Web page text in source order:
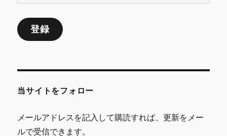
ー
ル
ア
ス
登録
当サイトをフォロー
メールアドレスを記入して購読すれば、更新をメー
ルで受信できます。